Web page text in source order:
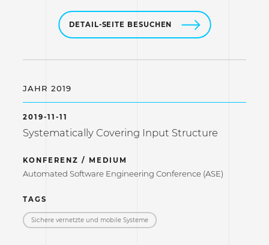
DETAIL-SEITE BESUCHEN
JAHR 2019
2019-11-11
Systematically Covering Input Structure
KONFERENZ / MEDIUM
Automated Software Engineering Conference (ASE)
TAGS
Sichere vernetzte und mobile Systeme